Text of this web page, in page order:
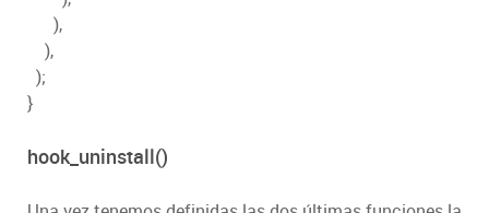
),
),
);
}
hook_uninstall()